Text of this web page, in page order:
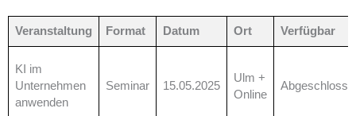
Veranstaltung Format Datum Ort Verfügbar
KI im
Unternehmen
anwenden
Seminar 15.05.2025
Ulm +
Online